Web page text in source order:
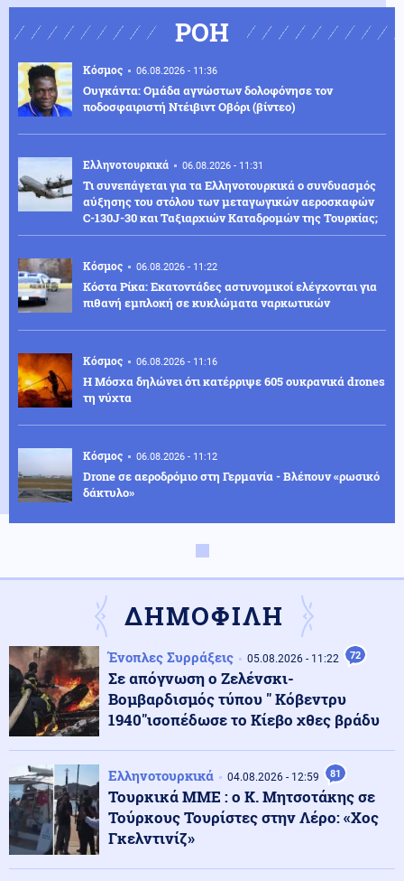
ΡΟΗ
Κόσμος 06.08.2026 - 11:36
Ουγκάντα: Ομάδα αγνώστων δολοφόνησε τον
ποδοσφαιριστή Ντέιβιντ Οβόρι (βίντεο)
Ελληνοτουρκικά 06.08.2026 - 11:31
Τι συνεπάγεται για τα Ελληνοτουρκικά ο συνδυασμός
αύξησης του στόλου των μεταγωγικών αεροσκαφών
C-130J-30 και Ταξιαρχιών Καταδρομών της Τουρκίας;
Κόσμος 06.08.2026 - 11:22
Κόστα Ρίκα: Εκατοντάδες αστυνομικοί ελέγχονται για
πιθανή εμπλοκή σε κυκλώματα ναρκωτικών
Κόσμος 06.08.2026 - 11:16
Η Μόσχα δηλώνει ότι κατέρριψε 605 ουκρανικά drones
τη νύχτα
Κόσμος 06.08.2026 - 11:12
Drone σε αεροδρόμιο στη Γερμανία - Βλέπουν «ρωσικό
δάκτυλο»
Κοινωνία
Πυρκαγιές: Άμεσα οι μελέτες - Μέχρι Δεκέμβρη τα
αντιπλημμυρικά έργα (βίντεο)
Κόσμος
Γαλλία: Μπλόκο στις ανεπιθύμητες διαφημιστικές
κλήσεις – Νέα αυστηρά μέτρα
Κοινωνία 06.08.2026 - 10:37
Eκρήξεις μέσα στη νύχτα σε υποσταθμό της ΔΕΗ στην
Άρτα
ΔΗΜΟΦΙΛΗ
Ένοπλες Συρράξεις 05.08.2026 - 11:22 72
Σε απόγνωση ο Ζελένσκι-
Βομβαρδισμός τύπου " Κόβεντρυ
1940"ισοπέδωσε το Κίεβο χθες βράδυ
Ελληνοτουρκικά 04.08.2026 - 12:59 81
Τουρκικά ΜΜΕ : ο Κ. Μητσοτάκης σε
Τούρκους Τουρίστες στην Λέρο: «Χος
Γκελντινίζ»